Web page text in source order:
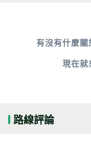
有沒有什麼關
現在就
路線評論